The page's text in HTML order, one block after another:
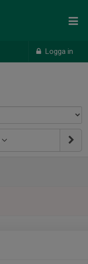
Logga in